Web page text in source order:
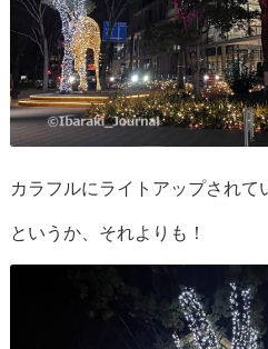
カラフルにライトアップされて
というか、それよりも！